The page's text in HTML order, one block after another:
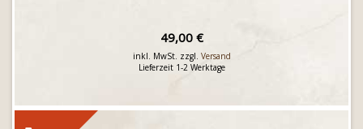
49,00 €
inkl. MwSt. zzgl. Versand
Lieferzeit 1-2 Werktage